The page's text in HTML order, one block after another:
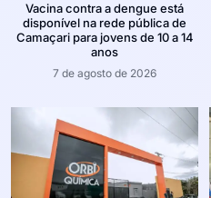
Vacina contra a dengue está
disponível na rede pública de
Camaçari para jovens de 10 a 14
anos
7 de agosto de 2026